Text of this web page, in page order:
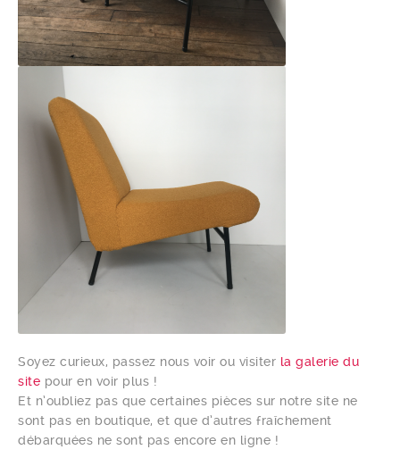
Soyez curieux, passez nous voir ou visiter la galerie du
site pour en voir plus !
Et n’oubliez pas que certaines pièces sur notre site ne
sont pas en boutique, et que d’autres fraîchement
débarquées ne sont pas encore en ligne !